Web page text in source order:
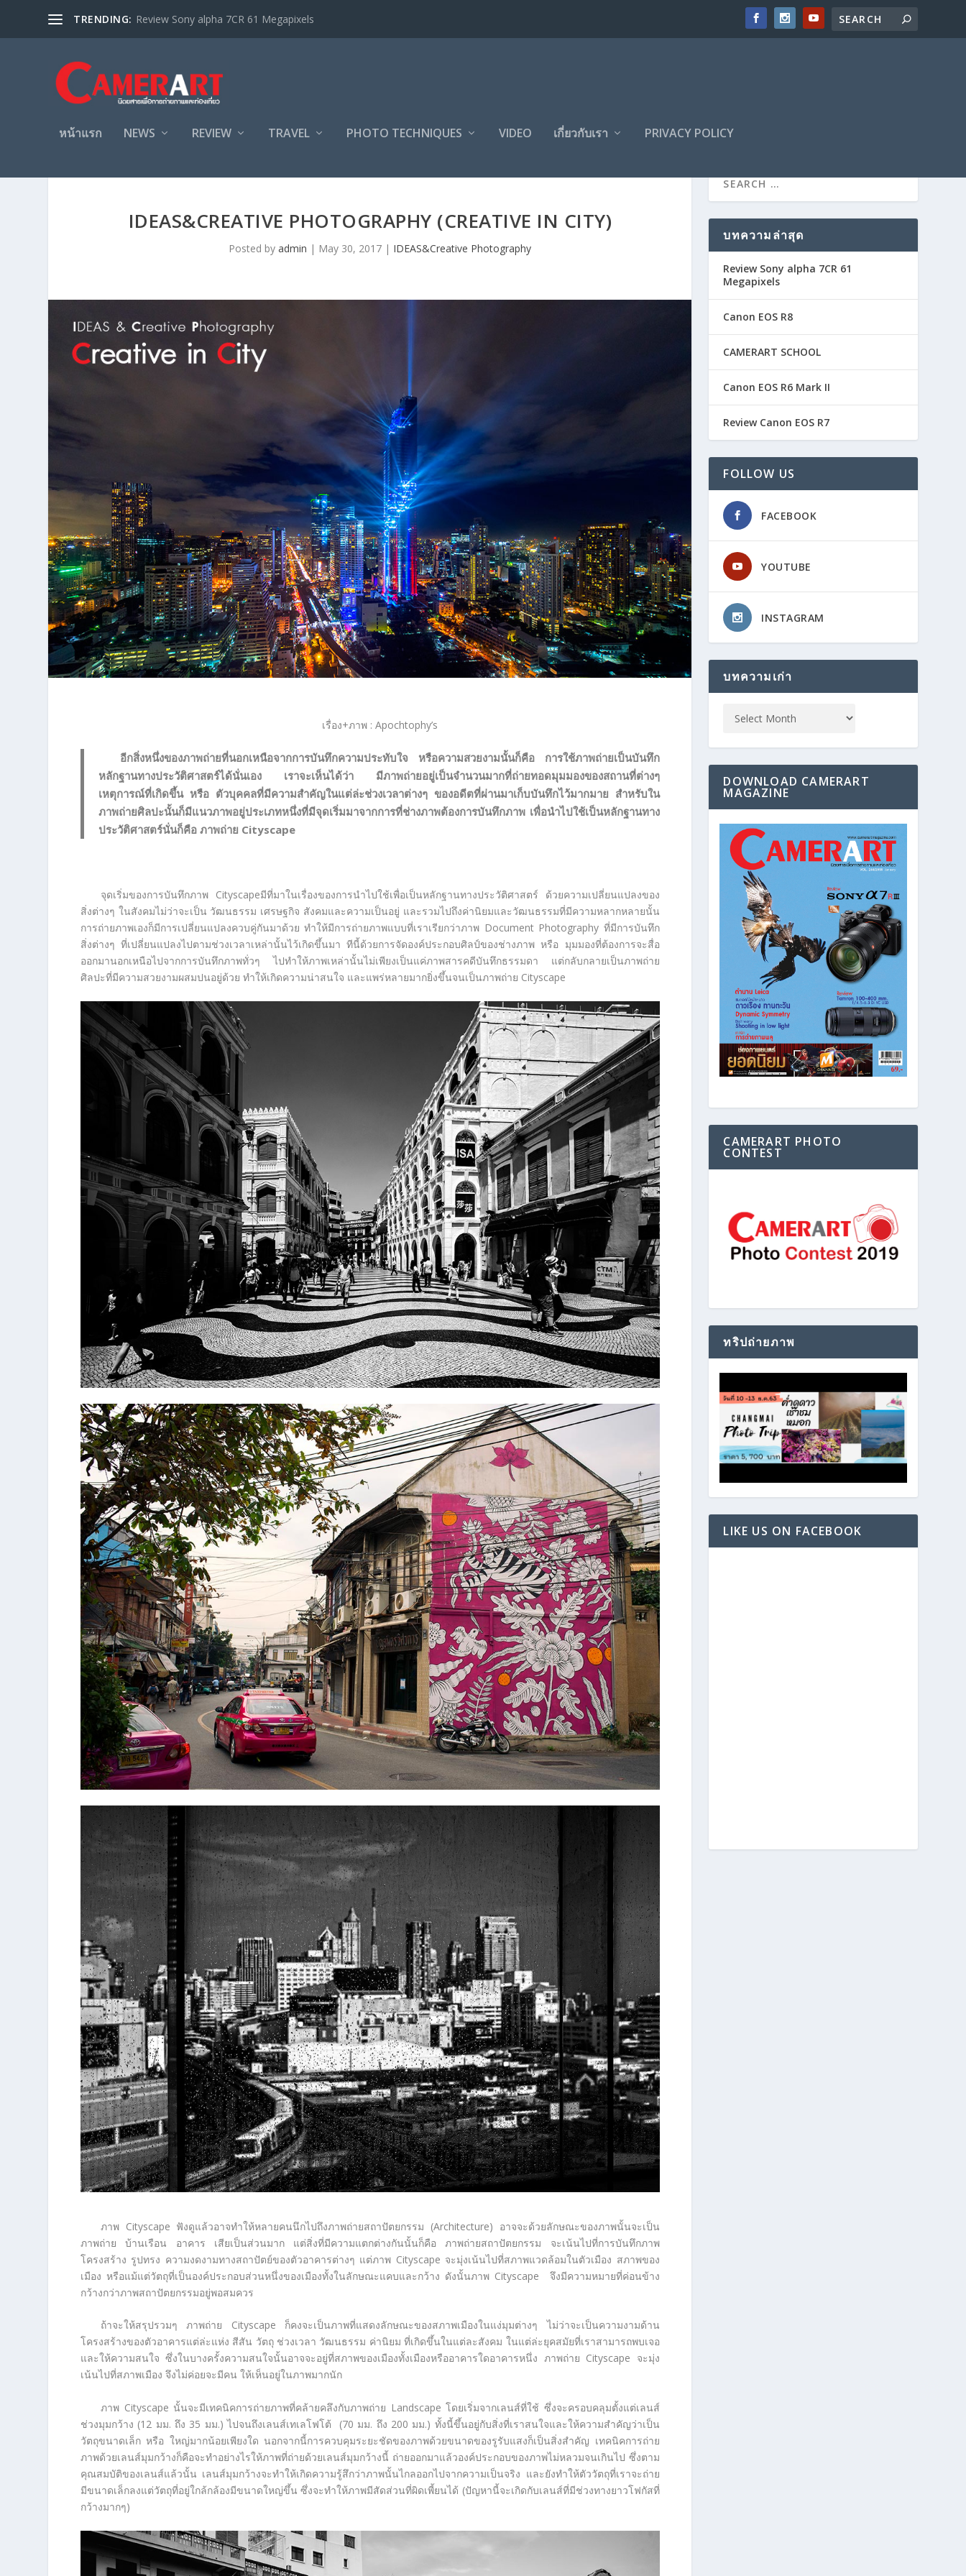
TRENDING: Review Sony alpha 7CR 61 Megapixels
หน้าแรก NEWS REVIEW TRAVEL PHOTO TECHNIQUES VIDEO เกี่ยวกับเรา PRIVACY POLICY
IDEAS&CREATIVE PHOTOGRAPHY (CREATIVE IN CITY)
Posted byadmin | May 30, 2017 | IDEAS&Creative Photography
เรื่อง+ภาพ : Apochtophy’s
อีกสิ่งหนึ่งของภาพถ่ายที่นอกเหนือจากการบันทึกความประทับใจ หรือความสวยงามนั้นก็คือ การใช้ภาพถ่ายเป็นบันทึก
หลักฐานทางประวัติศาสตร์ได้นั่นเอง เราจะเห็นได้ว่า มีภาพถ่ายอยู่เป็นจำนวนมากที่ถ่ายทอดมุมมองของสถานที่ต่างๆ
เหตุการณ์ที่เกิดขึ้น หรือ ตัวบุคคลที่มีความสำคัญในแต่ล่ะช่วงเวลาต่างๆ ของอดีตที่ผ่านมาเก็บบันทึกไว้มากมาย สำหรับใน
ภาพถ่ายศิลปะนั้นก็มีแนวภาพอยู่ประเภทหนึ่งที่มีจุดเริ่มมาจากการที่ช่างภาพต้องการบันทึกภาพ เพื่อนำไปใช้เป็นหลักฐานทาง
ประวัติศาสตร์นั่นก็คือ ภาพถ่าย Cityscape
จุดเริ่มของการบันทึกภาพ Cityscapeมีที่มาในเรื่องของการนำไปใช้เพื่อเป็นหลักฐานทางประวัติศาสตร์ ด้วยความเปลี่ยนแปลงของ
สิ่งต่างๆ ในสังคมไม่ว่าจะเป็น วัฒนธรรม เศรษฐกิจ สังคมและความเป็นอยู่ และรวมไปถึงค่านิยมและวัฒนธรรมที่มีความหลากหลายนั้น
การถ่ายภาพเองก็มีการเปลี่ยนแปลงควบคู่กันมาด้วย ทำให้มีการถ่ายภาพแบบที่เราเรียกว่าภาพ Document Photography ที่มีการบันทึก
สิ่งต่างๆ ที่เปลี่ยนแปลงไปตามช่วงเวลาเหล่านั้นไว้เกิดขึ้นมา ทีนี้ด้วยการจัดองค์ประกอบศิลป์ของช่างภาพ หรือ มุมมองที่ต้องการจะสื่อ
ออกมานอกเหนือไปจากการบันทึกภาพทั่วๆ ไปทำให้ภาพเหล่านั้นไม่เพียงเป็นแค่ภาพสารคดีบันทึกธรรมดา แต่กลับกลายเป็นภาพถ่าย
ศิลปะที่มีความสวยงามผสมปนอยู่ด้วย ทำให้เกิดความน่าสนใจ และแพร่หลายมากยิ่งขึ้นจนเป็นภาพถ่าย Cityscape
ภาพ Cityscape ฟังดูแล้วอาจทำให้หลายคนนึกไปถึงภาพถ่ายสถาปัตยกรรม (Architecture) อาจจะด้วยลักษณะของภาพนั้นจะเป็น
ภาพถ่าย บ้านเรือน อาคาร เสียเป็นส่วนมาก แต่สิ่งที่มีความแตกต่างกันนั้นก็คือ ภาพถ่ายสถาปัตยกรรม จะเน้นไปที่การบันทึกภาพ
โครงสร้าง รูปทรง ความงดงามทางสถาปัตย์ของตัวอาคารต่างๆ แต่ภาพ Cityscape จะมุ่งเน้นไปที่สภาพแวดล้อมในตัวเมือง สภาพของ
เมือง หรือแม้แต่วัตถุที่เป็นองค์ประกอบส่วนหนึ่งของเมืองทั้งในลักษณะแคบและกว้าง ดังนั้นภาพ Cityscape จึงมีความหมายที่ค่อนข้าง
กว้างกว่าภาพสถาปัตยกรรมอยู่พอสมควร
ถ้าจะให้สรุปรวมๆ ภาพถ่าย Cityscape ก็คงจะเป็นภาพที่แสดงลักษณะของสภาพเมืองในแง่มุมต่างๆ ไม่ว่าจะเป็นความงามด้าน
โครงสร้างของตัวอาคารแต่ล่ะแห่ง สีสัน วัตถุ ช่วงเวลา วัฒนธรรม ค่านิยม ที่เกิดขึ้นในแต่ละสังคม ในแต่ล่ะยุคสมัยที่เราสามารถพบเจอ
และให้ความสนใจ ซึ่งในบางครั้งความสนใจนั้นอาจจะอยู่ที่สภาพของเมืองทั้งเมืองหรืออาคารใดอาคารหนึ่ง ภาพถ่าย Cityscape จะมุ่ง
เน้นไปที่สภาพเมือง จึงไม่ค่อยจะมีคน ให้เห็นอยู่ในภาพมากนัก
ภาพ Cityscape นั้นจะมีเทคนิคการถ่ายภาพที่คล้ายคลึงกับภาพถ่าย Landscape โดยเริ่มจากเลนส์ที่ใช้ ซึ่งจะครอบคลุมตั้งแต่เลนส์
ช่วงมุมกว้าง (12 มม. ถึง 35 มม.) ไปจนถึงเลนส์เทเลโฟโต้ (70 มม. ถึง 200 มม.) ทั้งนี้ขึ้นอยู่กับสิ่งที่เราสนใจและให้ความสำคัญว่าเป็น
วัตถุขนาดเล็ก หรือ ใหญ่มากน้อยเพียงใด นอกจากนี้การควบคุมระยะชัดของภาพด้วยขนาดของรูรับแสงก็เป็นสิ่งสำคัญ เทคนิคการถ่าย
ภาพด้วยเลนส์มุมกว้างก็คือจะทำอย่างไรให้ภาพที่ถ่ายด้วยเลนส์มุมกว้างนี้ ถ่ายออกมาแล้วองค์ประกอบของภาพไม่หลวมจนเกินไป ซึ่งตาม
คุณสมบัติของเลนส์แล้วนั้น เลนส์มุมกว้างจะทำให้เกิดความรู้สึกว่าภาพนั้นไกลออกไปจากความเป็นจริง และยังทำให้ตัววัตถุที่เราจะถ่าย
มีขนาดเล็กลงแต่วัตถุที่อยู่ใกล้กล้องมีขนาดใหญ่ขึ้น ซึ่งจะทำให้ภาพมีสัดส่วนที่ผิดเพี้ยนได้ (ปัญหานี้จะเกิดกับเลนส์ที่มีช่วงทางยาวโฟกัสที่
กว้างมากๆ)
บทความล่าสุด
Review Sony alpha 7CR 61
Megapixels
Canon EOS R8
CAMERART SCHOOL
Canon EOS R6 Mark II
Review Canon EOS R7
FOLLOW US
FACEBOOK
YOUTUBE
INSTAGRAM
บทความเก่า
DOWNLOAD CAMERART
MAGAZINE
CAMERART PHOTO
CONTEST
ทริปถ่ายภาพ
LIKE US ON FACEBOOK